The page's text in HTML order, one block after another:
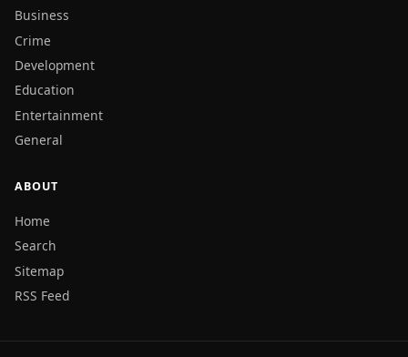
Business
Crime
Development
Education
Entertainment
General
ABOUT
Home
Search
Sitemap
RSS Feed